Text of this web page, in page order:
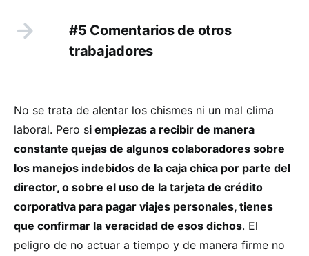
#5 Comentarios de otros
trabajadores
No se trata de alentar los chismes ni un mal clima
laboral. Pero si empiezas a recibir de manera
constante quejas de algunos colaboradores sobre
los manejos indebidos de la caja chica por parte del
director, o sobre el uso de la tarjeta de crédito
corporativa para pagar viajes personales, tienes
que confirmar la veracidad de esos dichos. El
peligro de no actuar a tiempo y de manera firme no